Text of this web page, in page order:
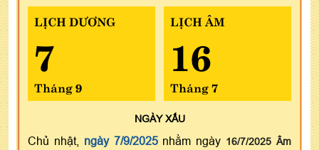
LỊCH DƯƠNG
7
Tháng 9
LỊCH ÂM
16
Tháng 7
NGÀYXẤU
Chủ nhật, ngày 7/9/2025nhằm ngày 16/7/2025 Âm